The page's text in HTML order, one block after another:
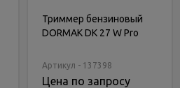
Триммер бензиновый
DORMAK DK 27 W Pro
Артикул - 137398
Цена по запросу